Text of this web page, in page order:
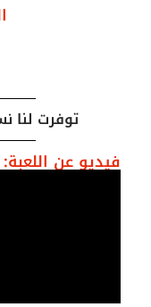
توفرت لنا
فيديو عن اللعبة: